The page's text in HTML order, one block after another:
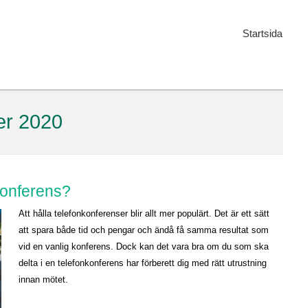
Startsida
2020
Att hålla telefonkonferenser blir allt mer populärt. Det är ett sätt
att spara både tid och pengar och ändå få samma resultat som
vid en vanlig konferens. Dock kan det vara bra om du som ska
delta i en telefonkonferens har förberett dig med rätt utrustning
innan mötet.